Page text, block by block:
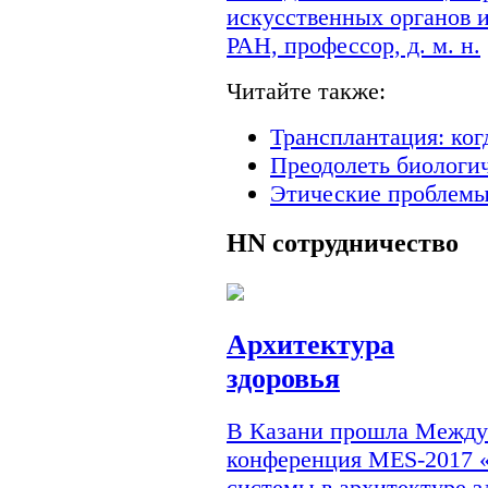
искусственных
РАН, профессор, д. м. н.
Читайте также:
Трансплантация:
Преодолеть
Этические
HN сотрудничество
Архитектура
здоровья
В Казани прошла
конференция MES-